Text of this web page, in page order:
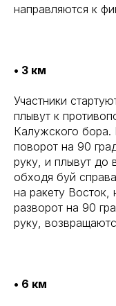
направляются к
• 3 км
Участники
плывут к
Калужского
поворот на 90
руку, и плывут до
обходя буй
на ракету Восток,
разворот на 90
руку,
• 6 км